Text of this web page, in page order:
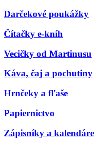
Darčekové poukážky
Čítačky e-kníh
Vecičky od Martinusu
Káva, čaj a pochutiny
Hrnčeky a fľaše
Papiernictvo
Zápisníky a kalendáre